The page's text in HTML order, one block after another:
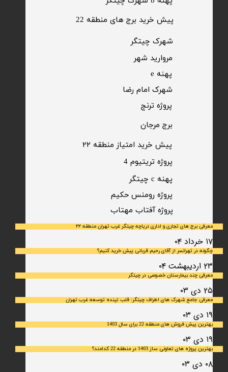
پیش خرید برج های منطقه 22
​پروژه ترنج
​شهرک چیتگر
مروارید شهر​​​​​​​
شهرک امام رضا
پهنه e
برج مرجان
معرفی برج های تجاری و اداری دریاچه چیتگر غرب تهران منطقه ۲۲
۱۷ خرداد ۰۴
چگونه در تهرانسر از آقای رحیم قربانی پیش خرید کنیم؟
۲۳ اردیبهشت ۰۴
معرفی چند بیمارستان خصوصی در چیتگر
۲۵ دی ۰۳
معرفی جامع شهرک‌ های اطراف چیتگر: قلب تپنده توسعه غرب تهران
۱۹ دی ۰۳
بهترین پیش فروش های منطقه 22 برای سال 1403
۱۹ دی ۰۳
بهترین پروژه های تعاونی ساز 1403 در منطقه 22 کدامند؟
۰۸ دی ۰۳
پیش خرید امتیاز منطقه ۲۲​​​​​​​
​پروژه آفتاب مهتاب
پروژه رومنس حکیم
پهنه c چیتگر
پروژه تریتیوم 4